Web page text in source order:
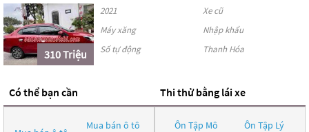
310 Triệu
2021
Xe cũ
Máy xăng
Nhập khẩu
Số tự động
Thanh Hóa
Có thể bạn cần
Mua bán ô tô
Thi thử bằng lái xe
Ôn Tập Mô
Ôn Tập Lý